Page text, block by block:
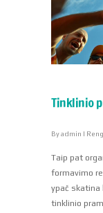
Tinklinio
Byadmin |
Taip pat
formavimo
ypač skatina
tinklinio